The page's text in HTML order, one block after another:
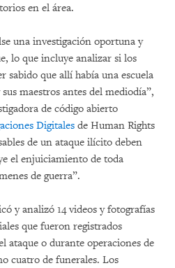
en el área.
una investigación oportuna y
lo que incluye analizar si los
sabido que allí había una escuela
maestros antes del mediodía”,
de código abierto
Digitales de Human Rights
de un ataque ilícito deben
el enjuiciamiento de toda
de guerra”.
y analizó 14 videos y fotografías
que fueron registrados
ataque o durante operaciones de
cuatro de funerales. Los